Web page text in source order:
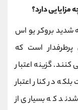
دارد؟
شدید بروکر یو اس
است که
گزینه اعتبار
در کنار اعتبار
که بسیاری از